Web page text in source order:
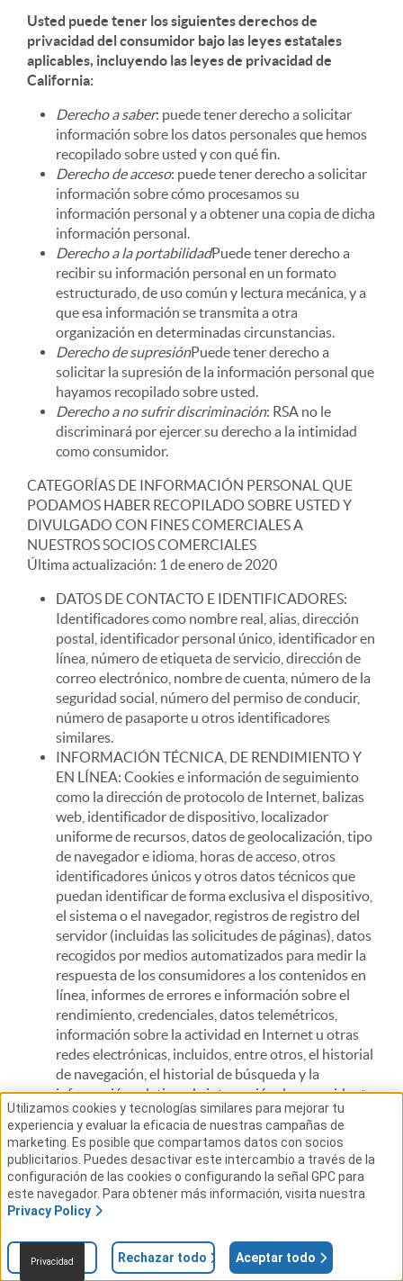
Usted puede tener los siguientes derechos de
privacidad del consumidor bajo las leyes estatales
aplicables, incluyendo las leyes de privacidad de
California:
Derecho a saber: puede tener derecho a solicitar
información sobre los datos personales que hemos
recopilado sobre usted y con qué fin.
Derecho de acceso: puede tener derecho a solicitar
información sobre cómo procesamos su
información personal y a obtener una copia de dicha
información personal.
Derecho a la portabilidadPuede tener derecho a
recibir su información personal en un formato
estructurado, de uso común y lectura mecánica, y a
que esa información se transmita a otra
organización en determinadas circunstancias.
Derecho de supresiónPuede tener derecho a
solicitar la supresión de la información personal que
hayamos recopilado sobre usted.
Derecho a no sufrir discriminación: RSA no le
discriminará por ejercer su derecho a la intimidad
como consumidor.
CATEGORÍAS DE INFORMACIÓN PERSONAL QUE
PODAMOS HABER RECOPILADO SOBRE USTED Y
DIVULGADO CON FINES COMERCIALES A
NUESTROS SOCIOS COMERCIALES
Última actualización: 1 de enero de 2020
DATOS DE CONTACTO E IDENTIFICADORES:
Identificadores como nombre real, alias, dirección
postal, identificador personal único, identificador en
línea, número de etiqueta de servicio, dirección de
correo electrónico, nombre de cuenta, número de la
seguridad social, número del permiso de conducir,
número de pasaporte u otros identificadores
similares.
INFORMACIÓN TÉCNICA, DE RENDIMIENTO Y
EN LÍNEA: Cookies e información de seguimiento
como la dirección de protocolo de Internet, balizas
web, identificador de dispositivo, localizador
uniforme de recursos, datos de geolocalización, tipo
de navegador e idioma, horas de acceso, otros
identificadores únicos y otros datos técnicos que
puedan identificar de forma exclusiva el dispositivo,
el sistema o el navegador, registros de registro del
servidor (incluidas las solicitudes de páginas), datos
recogidos por medios automatizados para medir la
respuesta de los consumidores a los contenidos en
línea, informes de errores e información sobre el
rendimiento, credenciales, datos telemétricos,
información sobre la actividad en Internet u otras
redes electrónicas, incluidos, entre otros, el historial
de navegación, el historial de búsqueda y la
información relativa a la interacción de un residente
con un sitio web, una aplicación o un anuncio en
Internet.
INFORMACIÓN DE SERVICIOS AL CLIENTE:
Registros de clientes que contienen información
personal, como nombre, dirección, número de
teléfono, documentos de identidad expedidos por el
de cuenta bancaria, número de tarjeta de crédito,
número de tarjeta de débito o cualquier otra
Utilizamos cookies y tecnologías similares para mejorar tu
experiencia y evaluar la eficacia de nuestras campañas de
marketing. Es posible que compartamos datos con socios
publicitarios. Puedes desactivar este intercambio a través de la
configuración de las cookies o configurando la señal GPC para
este navegador. Para obtener más información, visita nuestra
Privacy Policy
Aceptar todo
Rechazar todo
Ajustes
Privacidad